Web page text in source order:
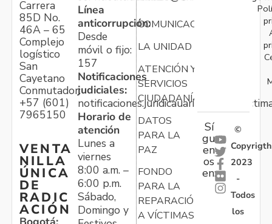
Carrera
85D No.
46A – 65
Complejo
logístico
San
Cayetano
Conmutador:
+57 (601)
7965150
VENTA
NILLA
ÚNICA
DE
RADIC
ACIÓN
Línea
anticorrupción:
Desde
móvil o fijo:
157
Notificaciones
judiciales:
Horario de
atención
Lunes a
viernes
8:00 a.m. –
6:00 p.m.
Sábado,
Domingo y
COMUNICACIONES
LA UNIDAD
ATENCIÓN Y
SERVICIOS
CIUDADANÍA
DATOS
PARA LA
PAZ
FONDO
PARA LA
REPARACIÓN
A VÍCTIMAS
Sí
gu
en
os
en:
©
Copyrigth
2023
-
Todos
los